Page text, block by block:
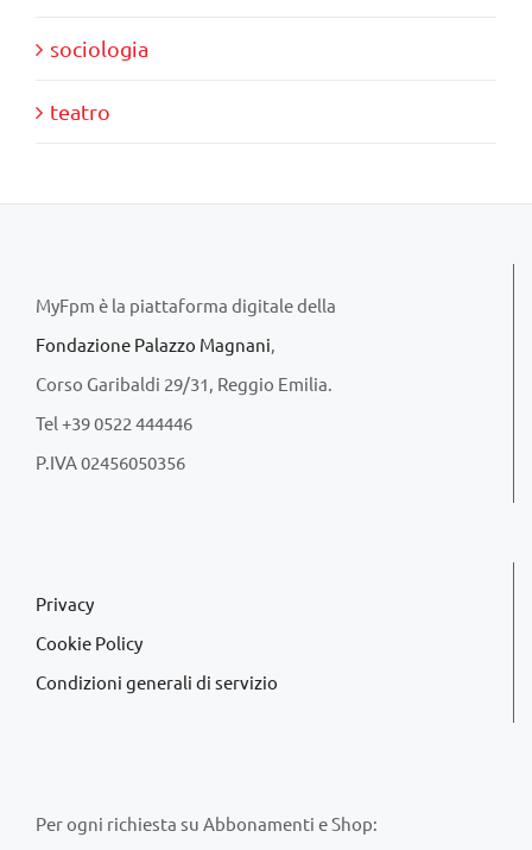
sociologia
teatro
MyFpm è la piattaforma digitale della
Fondazione Palazzo Magnani,
Corso Garibaldi 29/31, Reggio Emilia.
Tel +39 0522 444446
P.IVA 02456050356
Privacy
Cookie Policy
Condizioni generali di servizio
Per ogni richiesta su Abbonamenti e Shop: